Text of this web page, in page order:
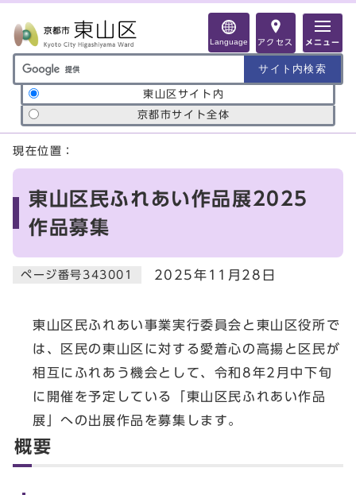
Language アクセス メニュー
サイト内検索の範囲
東山区サイト内
京都市サイト全体
ここから本文です
現在位置：
東山区民ふれあい作品展2025
作品募集
ページ番号343001 2025年11月28日
東山区民ふれあい事業実行委員会と東山区役所で
は、区民の東山区に対する愛着心の高揚と区民が
相互にふれあう機会として、令和8年2月中下旬
に開催を予定している「東山区民ふれあい作品
展」への出展作品を募集します。
概要